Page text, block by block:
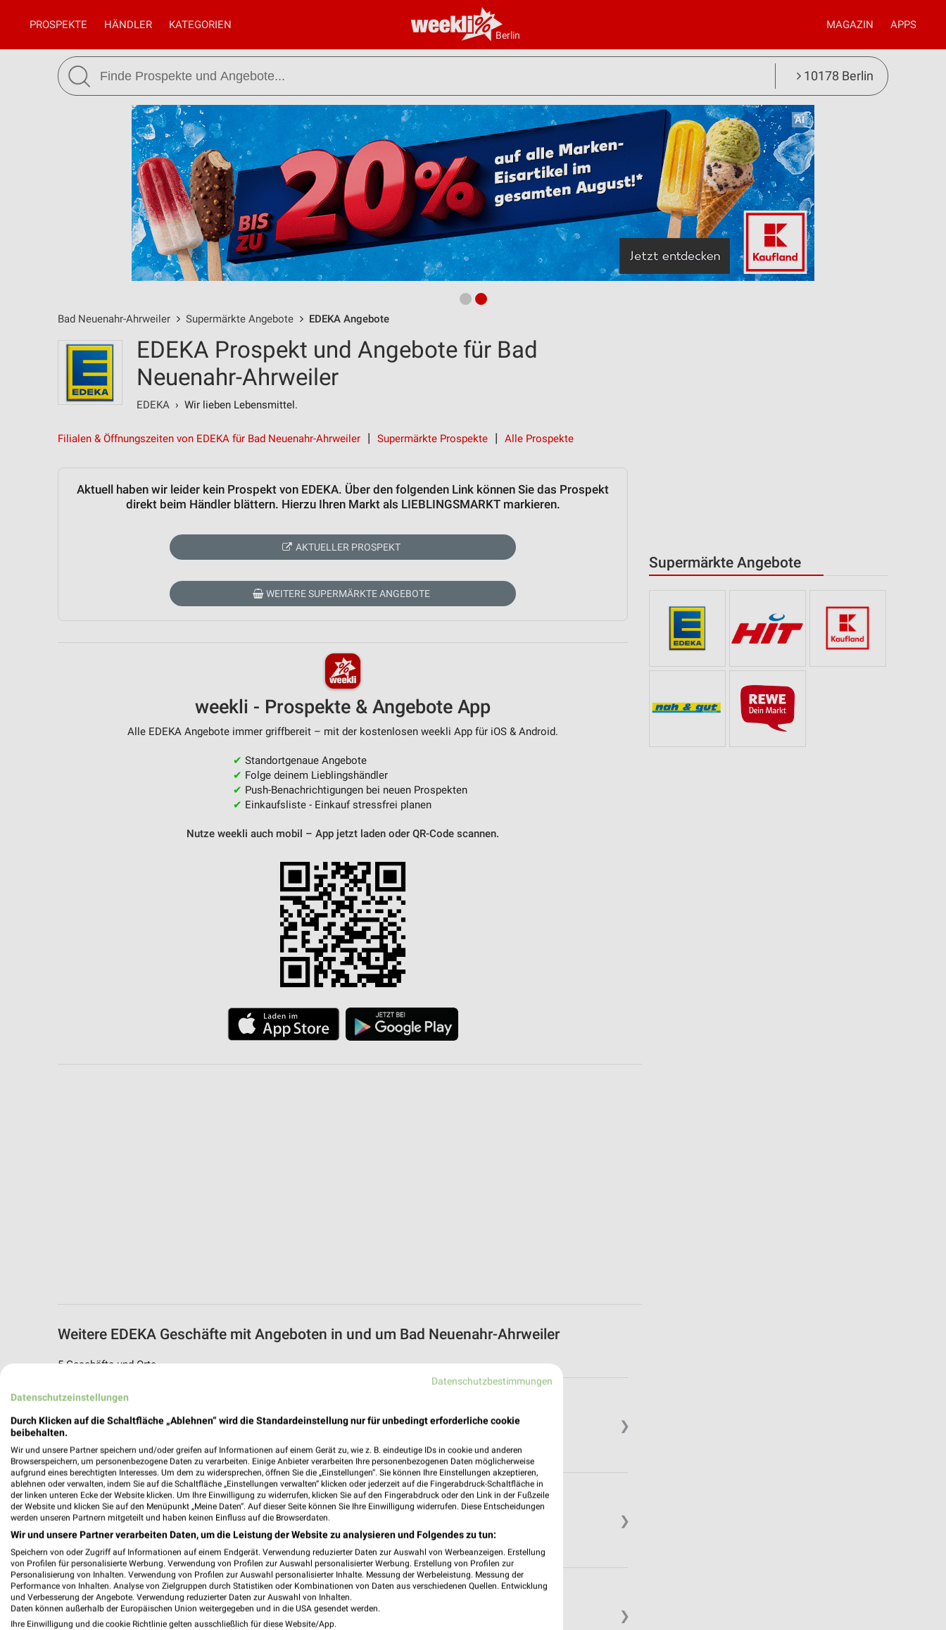
Berlin
PROSPEKTE HÄNDLER KATEGORIEN MAGAZIN APPS
10178 Berlin
Bad Neuenahr-Ahrweiler Supermärkte Angebote EDEKA Angebote
Supermärkte Angebote
EDEKA Prospekt und Angebote für Bad
Neuenahr-Ahrweiler
EDEKA › Wir lieben Lebensmittel.
Filialen & Öffnungszeiten von EDEKA für Bad Neuenahr-Ahrweiler Supermärkte Prospekte Alle Prospekte
Aktuell haben wir leider kein Prospekt von EDEKA. Über den folgenden Link können Sie das Prospekt
direkt beim Händler blättern. Hierzu Ihren Markt als LIEBLINGSMARKT markieren.
AKTUELLER PROSPEKT
WEITERE SUPERMÄRKTE ANGEBOTE
weekli - Prospekte & Angebote App
Alle EDEKA Angebote immer griffbereit – mit der kostenlosen weekli App für iOS & Android.
✔ Standortgenaue Angebote
✔ Folge deinem Lieblingshändler
✔ Push-Benachrichtigungen bei neuen Prospekten
✔ Einkaufsliste - Einkauf stressfrei planen
Nutze weekli auch mobil – App jetzt laden oder QR-Code scannen.
Weitere EDEKA Geschäfte mit Angeboten in und um Bad Neuenahr-Ahrweiler
5 Geschäfte und Orte
❯
EDEKA Rudolphi
Am Silberberg 2
53474 Bad Neuenahr - Ahrweiler
489,15 km
❯
EDEKA Angebote in Wachtberg - Berkum
Wachtberg - Berkum, Deutschland
482,40 km
❯
EDEKA Angebote in Sinzig / Rhein
Sinzig / Rhein, Deutschland
Datenschutzbestimmungen
Datenschutzeinstellungen
Durch Klicken auf die Schaltfläche „Ablehnen“ wird die Standardeinstellung nur für unbedingt erforderliche cookie
beibehalten.
Wir und unsere Partner speichern und/oder greifen auf Informationen auf einem Gerät zu, wie z. B. eindeutige IDs in cookie und anderen
Browserspeichern, um personenbezogene Daten zu verarbeiten. Einige Anbieter verarbeiten Ihre personenbezogenen Daten möglicherweise
aufgrund eines berechtigten Interesses. Um dem zu widersprechen, öffnen Sie die „Einstellungen“. Sie können Ihre Einstellungen akzeptieren,
ablehnen oder verwalten, indem Sie auf die Schaltfläche „Einstellungen verwalten“ klicken oder jederzeit auf die Fingerabdruck-Schaltfläche in
der linken unteren Ecke der Website klicken. Um Ihre Einwilligung zu widerrufen, klicken Sie auf den Fingerabdruck oder den Link in der Fußzeile
der Website und klicken Sie auf den Menüpunkt „Meine Daten“. Auf dieser Seite können Sie Ihre Einwilligung widerrufen. Diese Entscheidungen
werden unseren Partnern mitgeteilt und haben keinen Einfluss auf die Browserdaten.
Wir und unsere Partner verarbeiten Daten, um die Leistung der Website zu analysieren und Folgendes zu tun:
Speichern von oder Zugriff auf Informationen auf einem Endgerät. Verwendung reduzierter Daten zur Auswahl von Werbeanzeigen. Erstellung
von Profilen für personalisierte Werbung. Verwendung von Profilen zur Auswahl personalisierter Werbung. Erstellung von Profilen zur
Personalisierung von Inhalten. Verwendung von Profilen zur Auswahl personalisierter Inhalte. Messung der Werbeleistung. Messung der
Performance von Inhalten. Analyse von Zielgruppen durch Statistiken oder Kombinationen von Daten aus verschiedenen Quellen. Entwicklung
und Verbesserung der Angebote. Verwendung reduzierter Daten zur Auswahl von Inhalten.
Daten können außerhalb der Europäischen Union weitergegeben und in die USA gesendet werden.
Ihre Einwilligung und die cookie Richtlinie gelten ausschließlich für diese Website/App.